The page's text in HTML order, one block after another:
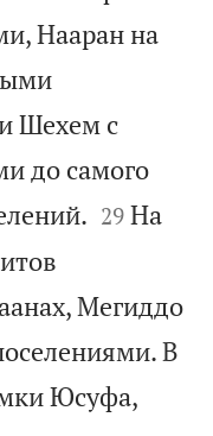
Нааран на
Шехем с
до самого


29 На
Мегиддо
В
Юсуфа,